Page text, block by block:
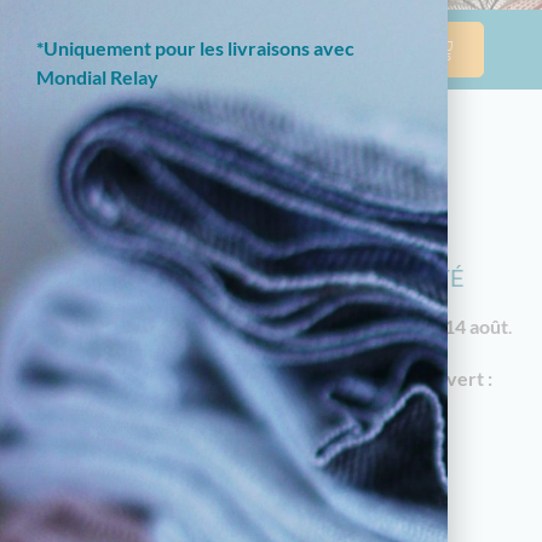
NOTRE BOUTIQUE EN LIGNE EST
ACTUELLEMENT EN CONGÉS D'ÉTÉ
Les commandes reprendront à partir duvendredi 14 août
En attendant, notre magasin à Limoges reste ouvert :
18 av. Garibaldi, 87000 Limoges
Horaires d'été : du mardi au samedi de 10h à
05.55.79.22.49
*Uniquement pour les livraisons avec
Mondial Relay